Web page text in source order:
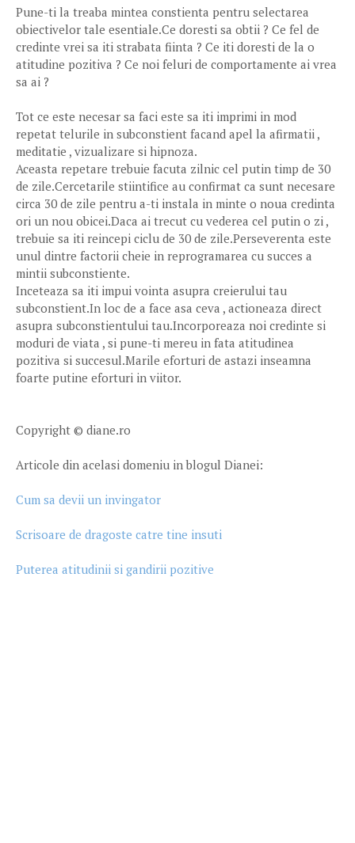
Pune-ti la treaba mintea constienta pentru selectarea
obiectivelor tale esentiale.Ce doresti sa obtii ? Ce fel de
credinte vrei sa iti strabata fiinta ? Ce iti doresti de la o
atitudine pozitiva ? Ce noi feluri de comportamente ai vrea
sa ai ?
Tot ce este necesar sa faci este sa iti imprimi in mod
repetat telurile in subconstient facand apel la afirmatii ,
meditatie , vizualizare si hipnoza.
Aceasta repetare trebuie facuta zilnic cel putin timp de 30
de zile.Cercetarile stiintifice au confirmat ca sunt necesare
circa 30 de zile pentru a-ti instala in minte o noua credinta
ori un nou obicei.Daca ai trecut cu vederea cel putin o zi ,
trebuie sa iti reincepi ciclu de 30 de zile.Perseverenta este
unul dintre factorii cheie in reprogramarea cu succes a
mintii subconstiente.
Inceteaza sa iti impui vointa asupra creierului tau
subconstient.In loc de a face asa ceva , actioneaza direct
asupra subconstientului tau.Incorporeaza noi credinte si
moduri de viata , si pune-ti mereu in fata atitudinea
pozitiva si succesul.Marile eforturi de astazi inseamna
foarte putine eforturi in viitor.
Copyright © diane.ro
Articole din acelasi domeniu in blogul Dianei:
Cum sa devii un invingator
Scrisoare de dragoste catre tine insuti
Puterea atitudinii si gandirii pozitive